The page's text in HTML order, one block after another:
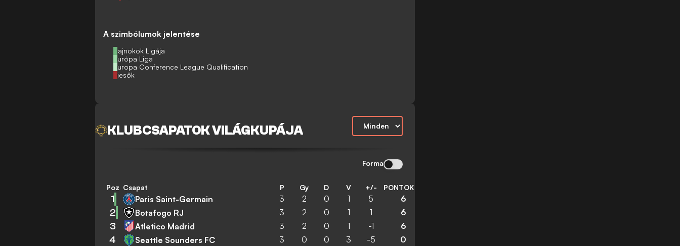
A szimbólumok jelentése
Bajnokok Ligája
Európa Liga
Europa Conference League Qualification
Kiesők
KLUBCSAPATOK VILÁGKUPÁJA
Forma
Poz Csapat P Gy D V +/- PONTOK
1 Paris Saint-Germain 3 2 0 1 5 6
2 Botafogo RJ 3 2 0 1 1 6
3 Atletico Madrid 3 2 0 1 -1 6
4 Seattle Sounders FC 3 0 0 3 -5 0